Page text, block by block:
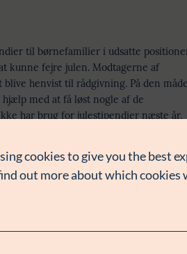
til børnefamilier i udsatte
kunne fejre julen. Modtagerne af
henvist til rådgivning. På den måde
med at få løst nogle af de
har brug for julestipendier næste år.
som yder akut hjælp og langsigtet
Hvert år deler Dansk Folkehjælp
en god jul med både julemad og gaver
cookies to give you the best
out more about which cookies